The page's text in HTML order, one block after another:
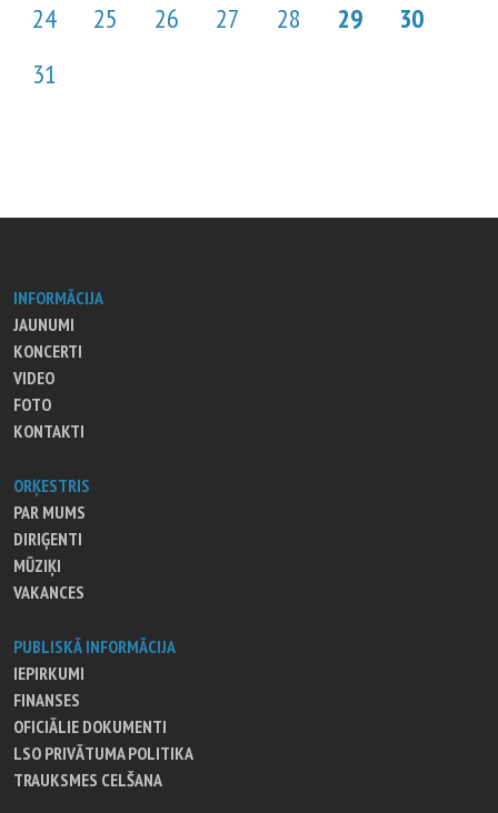
24
25 26 27 28 29
30
31
INFORMĀCIJA
JAUNUMI
KONCERTI
VIDEO
FOTO
KONTAKTI
ORĶESTRIS
PAR MUMS
DIRIĢENTI
MŪZIĶI
VAKANCES
PUBLISKĀ INFORMĀCIJA
IEPIRKUMI
FINANSES
OFICIĀLIE DOKUMENTI
LSO PRIVĀTUMA POLITIKA
TRAUKSMES CELŠANA